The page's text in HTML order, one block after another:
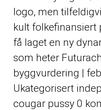
logo, men
kult folkefinansiert
få laget en ny
som heter
byggvurdering |
Ukategorisert
cougar pussy 0